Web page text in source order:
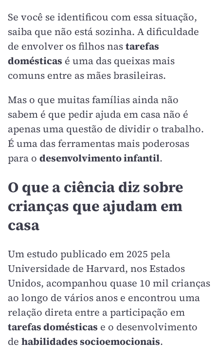
Se você se identificou com essa situação,
saiba que não está sozinha. A dificuldade
de envolver os filhos nastarefas
domésticas é uma das queixas mais
comuns entre as mães brasileiras.
Mas o que muitas famílias ainda não
sabem é que pedir ajuda em casa não é
apenas uma questão de dividir o trabalho.
É uma das ferramentas mais poderosas
para o desenvolvimento infantil.
O que a ciência diz sobre
crianças que ajudam em
casa
Um estudo publicado em 2025 pela
Universidade de Harvard, nos Estados
Unidos, acompanhou quase 10 mil crianças
ao longo de vários anos e encontrou uma
relação direta entre a participação em
tarefas domésticas e o desenvolvimento
de habilidades socioemocionais.